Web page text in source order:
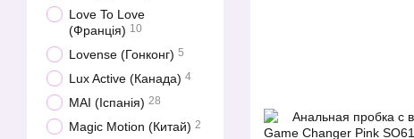
Love To Love
(Франція) 10
Lovense (Гонконг) 5
Lux Active (Канада) 4
MAI (Іспанія) 28
Magic Motion (Китай) 2